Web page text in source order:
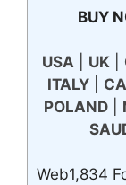
BUY
USA UK
ITALY|
POLAND|
Web1,834